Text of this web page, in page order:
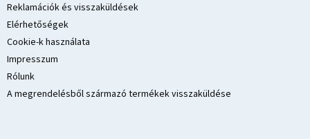
Reklamációk és visszaküldések
Elérhetőségek
Cookie-k használata
Impresszum
Rólunk
A megrendelésből származó termékek visszaküldése